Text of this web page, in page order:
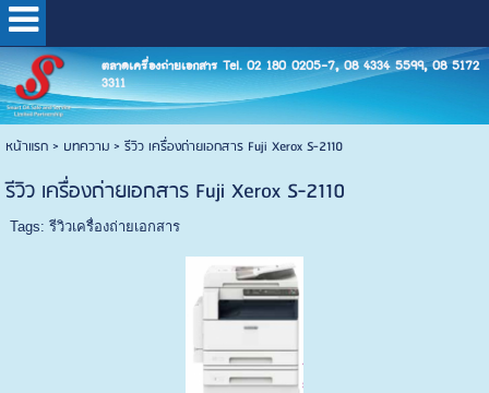
ตลาดเครื่องถ่ายเอกสาร Tel. 02 180 0205-7, 08 4334 5599, 08 5172
3311
หน้าแรก> บทความ> รีวิว เครื่องถ่ายเอกสาร Fuji Xerox S-2110
รีวิว เครื่องถ่ายเอกสาร Fuji Xerox S-2110
Tags: รีวิวเครื่องถ่ายเอกสาร